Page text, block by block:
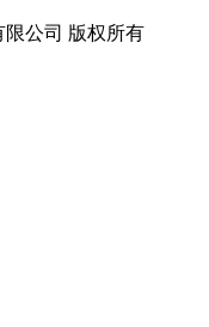
限公司 版权所有